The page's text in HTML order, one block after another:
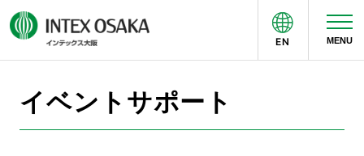
EN MENU
イベントサポート